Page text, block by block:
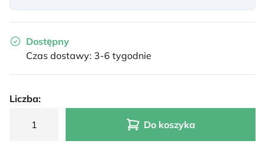
Dostępny
Czas dostawy: 3-6 tygodnie
Liczba:
Do koszyka